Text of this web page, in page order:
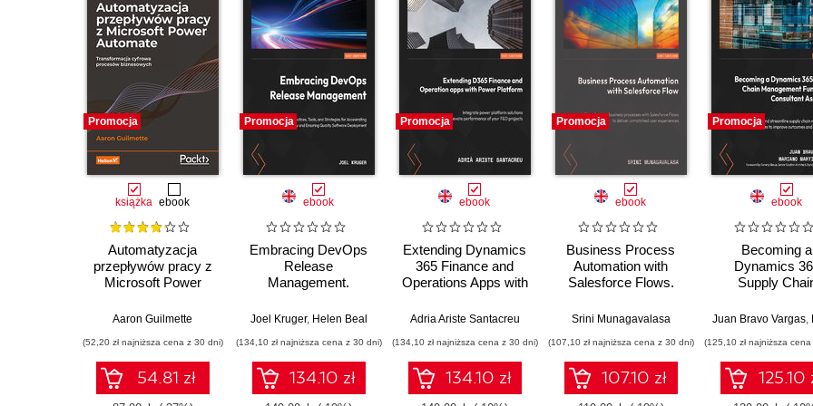
Promocja
książka ebook
Automatyzacja
przepływów pracy z
Microsoft Power
Transformacja
biznesowych.
Wydanie II
Aaron Guilmette
(52,20 zł najniższa cena z 30 dni)
54.81 zł
Promocja
ebook
Embracing DevOps
Release
Management.
to accelerate
and ensure quality
software deployment
Joel Kruger, Helen Beal
(134,10 zł najniższa cena z 30 dni)
134.10 zł
Promocja
ebook
Extending Dynamics
365 Finance and
Operations Apps with
Integrate Power
maximize the
efficiency of your
Finance & Operations
projects
Adria Ariste Santacreu
(134,10 zł najniższa cena z 30 dni)
134.10 zł
Promocja
ebook
Business Process
Automation with
Salesforce Flows.
processes with
deliver unmatched
user experiences
Srini Munagavalasa
(107,10 zł najniższa cena z 30 dni)
107.10 zł
Promocja
ebook
Becoming a
Dynamics
Supply
Functional
and
supply chain
processes to
Juan Bravo Vargas,
(125,10 zł najniższa
125.10